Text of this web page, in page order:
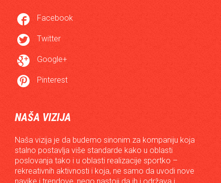
 Facebook
 Twitter
 Google+
 Pinterest
NAŠA VIZIJA
Naša vizija je da budemo sinonim za kompaniju koja
stalno postavlja više standarde kako u oblasti
poslovanja tako i u oblasti realizacije sportko –
rekreativnih aktivnosti i koja, ne samo da uvodi nove